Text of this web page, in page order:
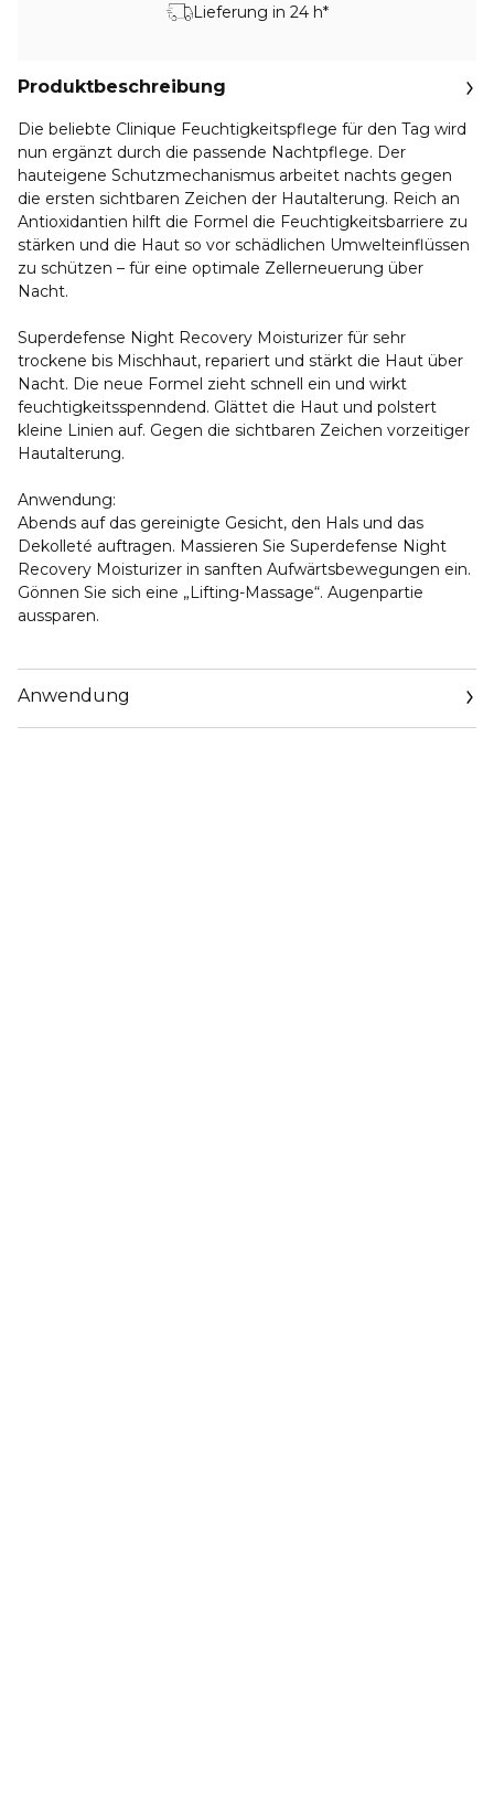
Lieferung in 24 h*
Produktbeschreibung
Die beliebte Clinique Feuchtigkeitspflege für den Tag wird
nun ergänzt durch die passende Nachtpflege. Der
hauteigene Schutzmechanismus arbeitet nachts gegen
die ersten sichtbaren Zeichen der Hautalterung. Reich an
Antioxidantien hilft die Formel die Feuchtigkeitsbarriere zu
stärken und die Haut so vor schädlichen Umwelteinflüssen
zu schützen – für eine optimale Zellerneuerung über
Nacht.
Superdefense Night Recovery Moisturizer für sehr
trockene bis Mischhaut, repariert und stärkt die Haut über
Nacht. Die neue Formel zieht schnell ein und wirkt
feuchtigkeitsspenndend. Glättet die Haut und polstert
kleine Linien auf. Gegen die sichtbaren Zeichen vorzeitiger
Hautalterung.
Anwendung:
Abends auf das gereinigte Gesicht, den Hals und das
Dekolleté auftragen. Massieren Sie Superdefense Night
Recovery Moisturizer in sanften Aufwärtsbewegungen ein.
Gönnen Sie sich eine „Lifting-Massage“. Augenpartie
aussparen.
Anwendung